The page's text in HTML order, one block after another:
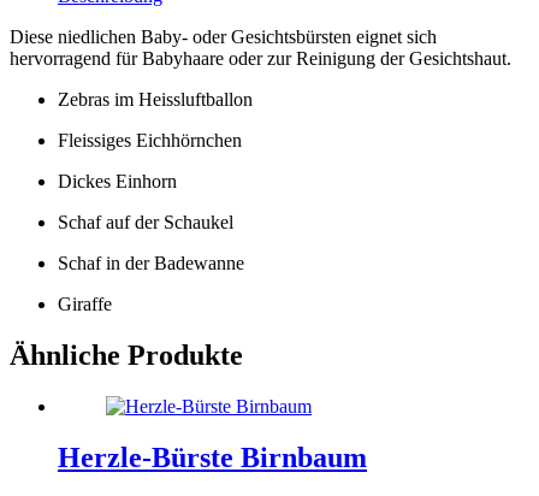
Diese niedlichen Baby- oder Gesichtsbürsten eignet sich
hervorragend für Babyhaare oder zur Reinigung der Gesichtshaut.
Zebras im Heissluftballon
Fleissiges Eichhörnchen
Dickes Einhorn
Schaf auf der Schaukel
Schaf in der Badewanne
Giraffe
Ähnliche Produkte
Herzle-Bürste Birnbaum